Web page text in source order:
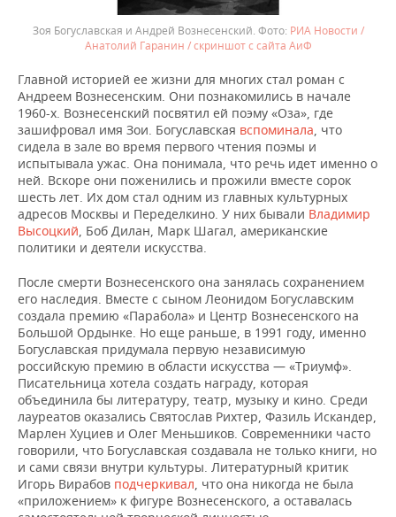
Зоя Богуславская и Андрей Вознесенский.
РИА Новости /
Анатолий Гаранин / скриншот с сайта АиФ
Главной историей ее жизни для многих стал роман с
Андреем Вознесенским. Они познакомились в начале
1960-х. Вознесенский посвятил ей поэму «Оза», где
зашифровал имя Зои. Богуславская вспоминала, что
сидела в зале во время первого чтения поэмы и
испытывала ужас. Она понимала, что речь идет именно о
ней. Вскоре они поженились и прожили вместе сорок
шесть лет. Их дом стал одним из главных культурных
адресов Москвы и Переделкино. У них бывали Владимир
Высоцкий, Боб Дилан, Марк Шагал, американские
политики и деятели искусства.
После смерти Вознесенского она занялась сохранением
его наследия. Вместе с сыном Леонидом Богуславским
создала премию «Парабола» и Центр Вознесенского на
Большой Ордынке. Но еще раньше, в 1991 году, именно
Богуславская придумала первую независимую
российскую премию в области искусства — «Триумф».
Писательница хотела создать награду, которая
объединила бы литературу, театр, музыку и кино. Среди
лауреатов оказались Святослав Рихтер, Фазиль Искандер,
Марлен Хуциев и Олег Меньшиков. Современники часто
говорили, что Богуславская создавала не только книги, но
и сами связи внутри культуры. Литературный критик
Игорь Вирабов подчеркивал, что она никогда не была
«приложением» к фигуре Вознесенского, а оставалась